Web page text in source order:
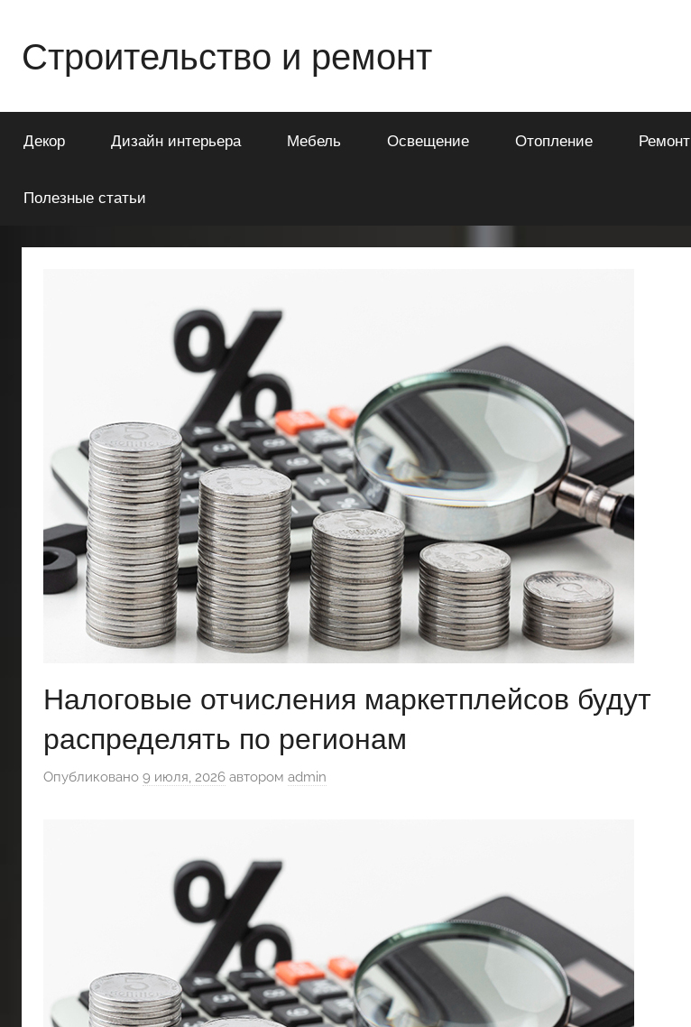
содержимому
Строительство и ремонт
о
строительстве
Декор Дизайн интерьера Мебель Освещение Отопление Ремонт
Полезные статьи
Налоговые отчисления маркетплейсов будут
распределять по регионам
Опубликовано 9 июля, 2026 автором admin